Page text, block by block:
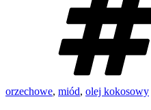
orzechowe, miód, olej kokosowy